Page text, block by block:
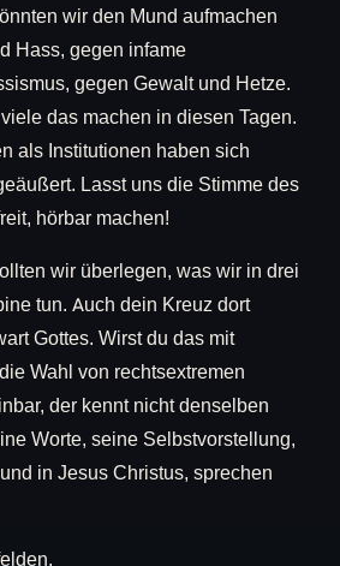
wir den Mund aufmachen
Hass, gegen infame
gegen Gewalt und Hetze.
das machen in diesen Tagen.
als Institutionen haben sich
Lasst uns die Stimme des
hörbar machen!
wir überlegen, was wir in drei
tun. Auch dein Kreuz dort
Gottes. Wirst du das mit
Wahl von rechtsextremen
der kennt nicht denselben
Worte, seine Selbstvorstellung,
in Jesus Christus, sprechen